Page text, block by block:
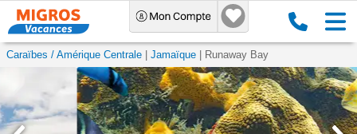
Caraïbes / Amérique Centrale Jamaïque Runaway Bay